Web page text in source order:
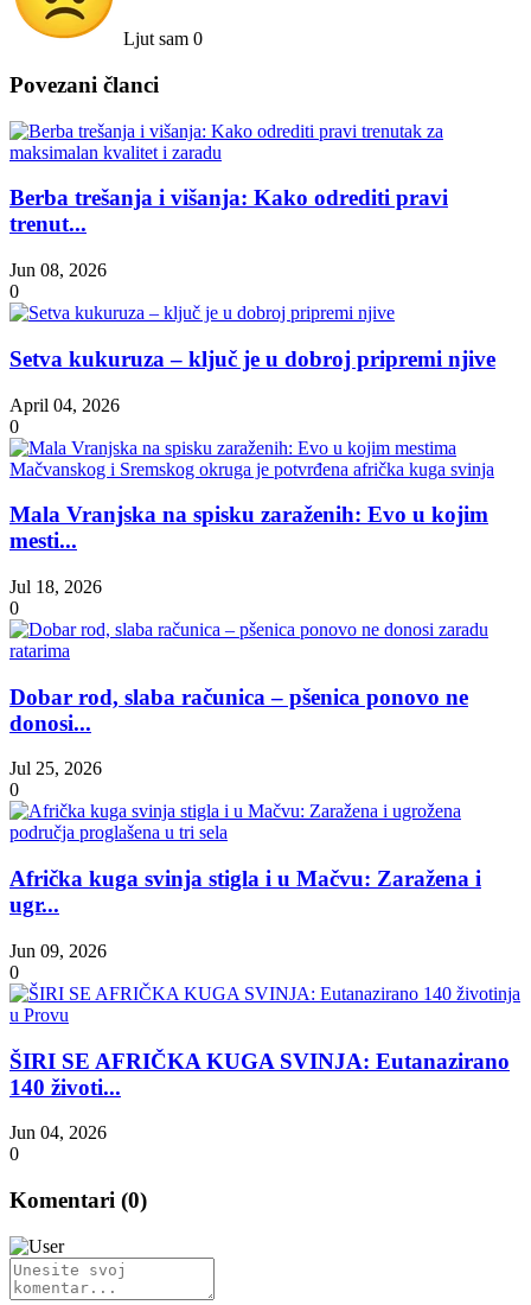
Ljut sam 0
Povezani članci
Berba trešanja i višanja: Kako odrediti pravi
trenut...
Jun 08, 2026
0
Setva kukuruza – ključ je u dobroj pripremi njive
April 04, 2026
0
Mala Vranjska na spisku zaraženih: Evo u kojim
mesti...
Jul 18, 2026
0
Dobar rod, slaba računica – pšenica ponovo ne
donosi...
Jul 25, 2026
0
Afrička kuga svinja stigla i u Mačvu: Zaražena i
ugr...
Jun 09, 2026
0
ŠIRI SE AFRIČKA KUGA SVINJA: Eutanazirano
140 životi...
Jun 04, 2026
0
Komentari (0)